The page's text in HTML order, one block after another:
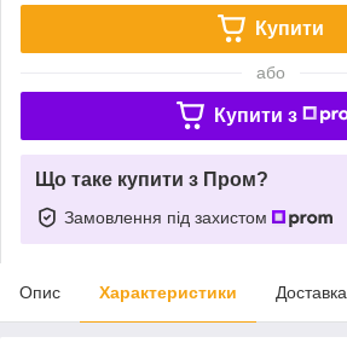
Купити
або
Купити з
Що таке купити з Пром?
Замовлення під захистом
Опис Характеристики Доставка